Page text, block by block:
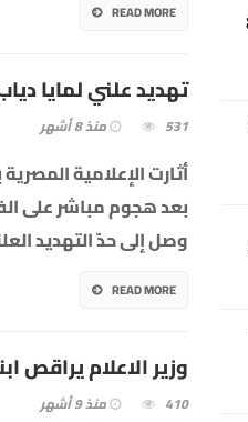
READ MORE
تهديد علني لمايا
531
أثارت الإعلامية
بعد هجوم مباشر على
وصل إلى حدّ التهديد
READ MORE
وزير الاعلام يراقص
410